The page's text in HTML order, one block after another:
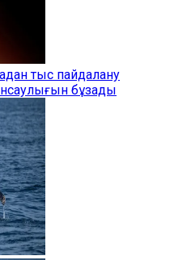
тыс пайдалану
бұзады